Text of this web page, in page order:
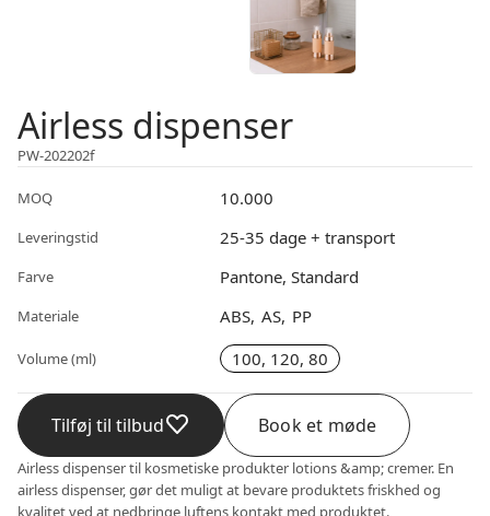
Airless dispenser
PW-202202f
MOQ 10.000
Leveringstid 25-35 dage + transport
Farve Pantone, Standard
Materiale ABS AS PP
Volume (ml) 100, 120, 80
Tilføj til tilbud Book et møde
Airless dispenser til kosmetiske produkter lotions &amp; cremer. En
airless dispenser, gør det muligt at bevare produktets friskhed og
kvalitet ved at nedbringe luftens kontakt med produktet.